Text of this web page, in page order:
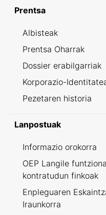
Prentsa
Albisteak
Prentsa Oharrak
Dossier erabilgarriak
Korporazio-
Pezetaren historia
Lanpostuak
Informazio orokorra
OEP Langile
kontratudun finkoak
Enpleguaren
Iraunkorra